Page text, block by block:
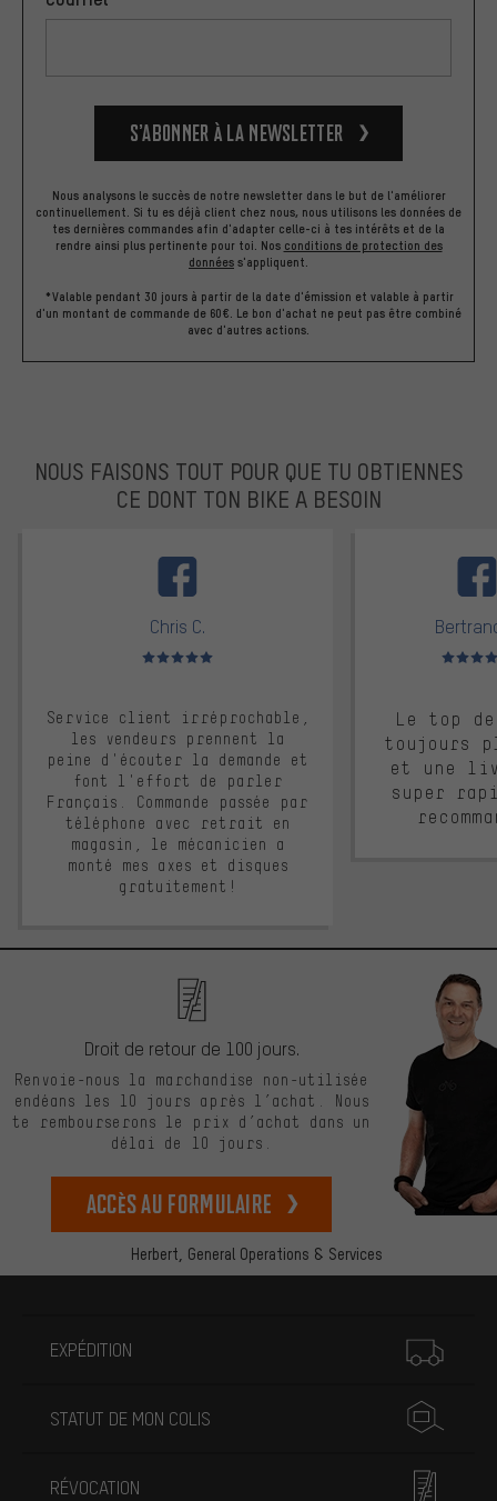
S’abonner à la newsletter
Nous analysons le succès de notre newsletter dans le but de l'améliorer
continuellement. Si tu es déjà client chez nous, nous utilisons les données de
tes dernières commandes afin d'adapter celle-ci à tes intérêts et de la
rendre ainsi plus pertinente pour toi. Nos conditions de protection des
données s'appliquent.
*Valable pendant 30 jours à partir de la date d'émission et valable à partir
d'un montant de commande de 60€. Le bon d'achat ne peut pas être combiné
avec d'autres actions.
NOUS FAISONS TOUT POUR QUE TU OBTIENNES
CE DONT TON BIKE A BESOIN
Chris C.
Note moyenne : 5 sur 5
Service client irréprochable,
les vendeurs prennent la
peine d'écouter la demande et
font l'effort de parler
Français. Commande passée par
téléphone avec retrait en
magasin, le mécanicien a
monté mes axes et disques
gratuitement!
Note
Le top
toujours
et une
super
Herbert, General Operations & Services
Droit de retour de 100 jours.
Renvoie-nous la marchandise non-utilisée
endéans les 10 jours après l’achat. Nous
te rembourserons le prix d’achat dans un
délai de 10 jours.
Accès au formulaire
EXPÉDITION
STATUT DE MON COLIS
RÉVOCATION